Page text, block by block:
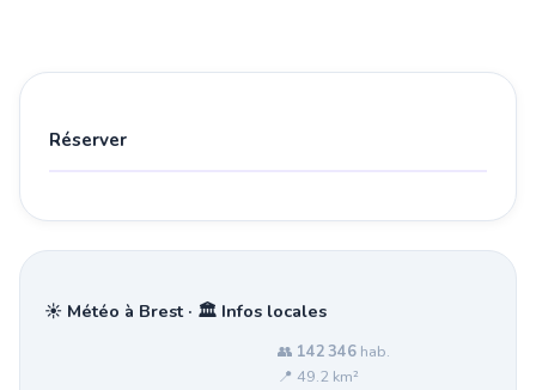
Réserver
☀️ Météo à Brest · 🏛️ Infos locales
👥 142 346 hab.
📍 49.2 km²